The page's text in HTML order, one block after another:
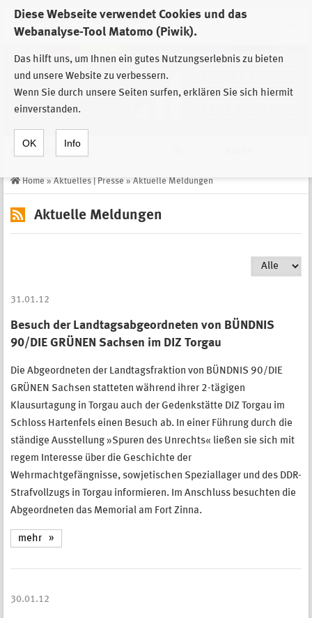
Diese Webseite verwendet Cookies und das
Webanalyse-Tool Matomo (Piwik).
Das hilft uns, um Ihnen ein gutes Nutzungserlebnis zu bieten
und unsere Website zu verbessern.
Wenn Sie durch unsere Seiten surfen, erklären Sie sich hiermit
einverstanden.
OK Info
Zur Auswahl der Einrichtungen der
Stiftung Sächsische Gedenkstätten
Home » Aktuelles | Presse » Aktuelle Meldungen
Aktuelle Meldungen
31.01.12
Besuch der Landtagsabgeordneten von BÜNDNIS
90/DIE GRÜNEN Sachsen im DIZ Torgau
Die Abgeordneten der Landtagsfraktion von BÜNDNIS 90/DIE
GRÜNEN Sachsen statteten während ihrer 2-tägigen
Klausurtagung in Torgau auch der Gedenkstätte DIZ Torgau im
Schloss Hartenfels einen Besuch ab. In einer Führung durch die
ständige Ausstellung »Spuren des Unrechts« ließen sie sich mit
regem Interesse über die Geschichte der
Wehrmachtgefängnisse, sowjetischen Speziallager und des DDR-
Strafvollzugs in Torgau informieren. Im Anschluss besuchten die
Abgeordneten das Memorial am Fort Zinna.
mehr
30.01.12